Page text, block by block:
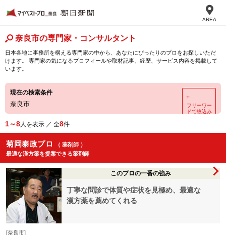
AREA
奈良市の専門家・コンサルタント
日本各地に事務所を構える専門家の中から、あなたにぴったりのプロをお探しいただ
けます。 専門家の気になるプロフィールや取材記事、経歴、サービス内容を掲載して
います。
現在の検索条件
奈良市
＋
フリーワー
ドで絞込み
1～8人を表示 ／ 全8件
菊岡泰政プロ
（ 薬剤師 ）
最適な漢方薬を提案できる薬剤師
このプロの一番の強み
丁寧な問診で体質や症状を見極め、最適な
漢方薬を薦めてくれる
[奈良市]